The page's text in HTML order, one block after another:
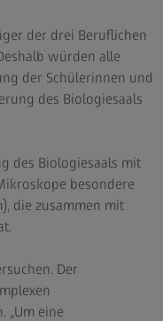
der drei Beruflichen
würden alle
der Schülerinnen und
des Biologiesaals
des Biologiesaals mit
besondere
die zusammen mit
Der
„Um eine